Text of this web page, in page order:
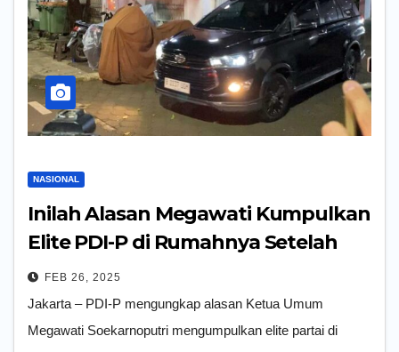
NASIONAL
Inilah Alasan Megawati Kumpulkan
Elite PDI-P di Rumahnya Setelah
Penahanan Hasto
FEB 26, 2025
Jakarta – PDI-P mengungkap alasan Ketua Umum
Megawati Soekarnoputri mengumpulkan elite partai di